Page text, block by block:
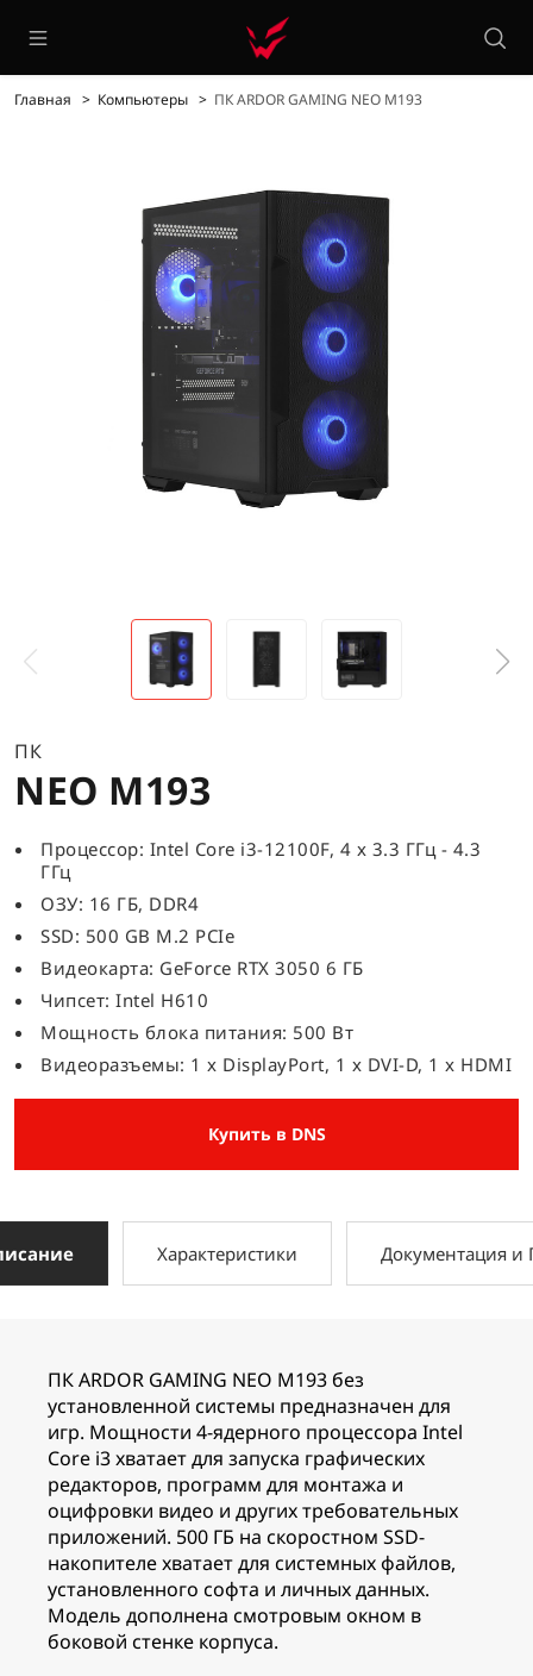
Главная Компьютеры ПК ARDOR GAMING NEO M193
ПК
NEO M193
Процессор: Intel Core i3-12100F, 4 x 3.3 ГГц - 4.3
ГГц
ОЗУ: 16 ГБ, DDR4
SSD: 500 GB M.2 PCIe
Видеокарта: GeForce RTX 3050 6 ГБ
Чипсет: Intel H610
Мощность блока питания: 500 Вт
Видеоразъемы: 1 x DisplayPort, 1 x DVI-D, 1 x HDMI
Купить в DNS
Характеристики Документация и
ПК ARDOR GAMING NEO M193 без
установленной системы предназначен для
игр. Мощности 4-ядерного процессора Intel
Core i3 хватает для запуска графических
редакторов, программ для монтажа и
оцифровки видео и других требовательных
приложений. 500 ГБ на скоростном SSD-
накопителе хватает для системных файлов,
установленного софта и личных данных.
Модель дополнена смотровым окном в
боковой стенке корпуса.